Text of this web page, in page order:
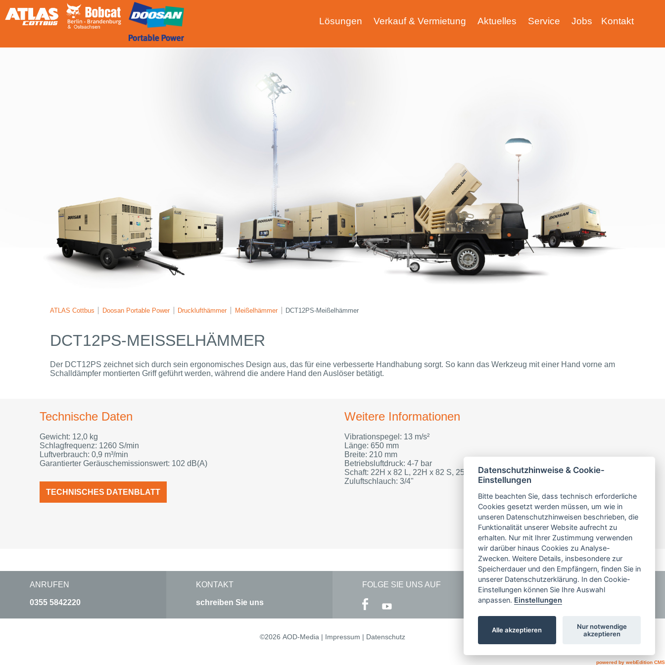
Lösungen Verkauf & Vermietung Aktuelles Service Jobs Kontakt
ATLAS Cottbus Doosan Portable Power Drucklufthämmer Meißelhämmer DCT12PS-Meißelhämmer
DCT12PS-MEISSELHÄMMER
Der DCT12PS zeichnet sich durch sein ergonomisches Design aus, das für eine verbesserte Handhabung sorgt. So kann das Werkzeug mit einer Hand vorne am
Schalldämpfer montierten Griff geführt werden, während die andere Hand den Auslöser betätigt.
Technische Daten
Gewicht: 12,0 kg
Schlagfrequenz: 1260 S/min
Luftverbrauch: 0,9 m³/min
Garantierter Geräuschemissionswert: 102 dB(A)
TECHNISCHES DATENBLATT
Weitere Informationen
Vibrationspegel: 13 m/s²
Länge: 650 mm
Breite: 210 mm
Betriebsluftdruck: 4-7 bar
Schaft: 22H x 82 L, 22H x 82 S, 25R x 75 S
Zuluftschlauch: 3/4"
ANRUFEN
0355 5842220
KONTAKT
schreiben Sie uns
FOLGE SIE UNS AUF KOMMEN SIE ZU UNS
Jobangebote
©2026 AOD-Media | Impressum | Datenschutz
powered by webEdition CMS
Datenschutzhinweise & Cookie-
Einstellungen
Bitte beachten Sie, dass technisch erforderliche
Cookies gesetzt werden müssen, um wie in
unseren Datenschutzhinweisen beschrieben, die
Funktionalität unserer Website aufrecht zu
erhalten. Nur mit Ihrer Zustimmung verwenden
wir darüber hinaus Cookies zu Analyse-
Zwecken. Weitere Details, insbesondere zur
Speicherdauer und den Empfängern, finden Sie in
unserer Datenschutzerklärung. In den Cookie-
Einstellungen können Sie Ihre Auswahl
anpassen. Einstellungen
Alle akzeptieren
Nur notwendige
akzeptieren